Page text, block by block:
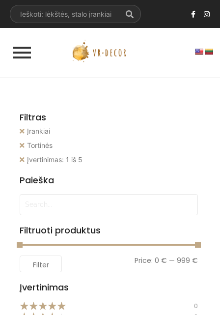
Filtras
Įrankiai
Tortinės
Įvertinimas: 1 iš 5
Paieška
Filtruoti produktus
Filter Price: 0 € — 999 €
Įvertinimas
★★★★★ 0